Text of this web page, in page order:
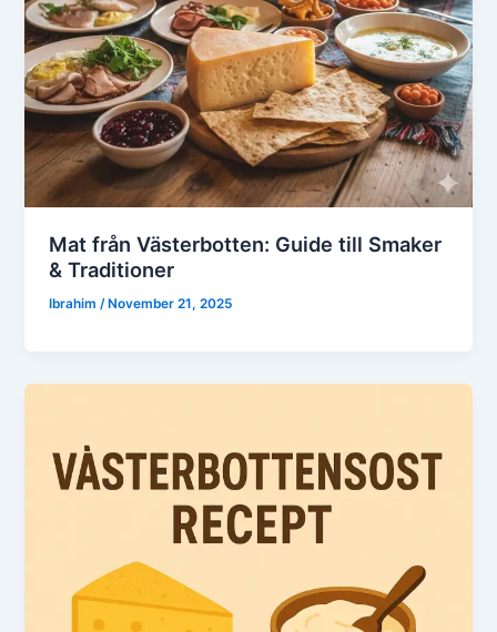
Mat från Västerbotten: Guide till Smaker
& Traditioner
Ibrahim/ November 21, 2025